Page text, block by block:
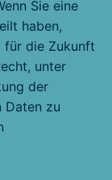
Sie eine
haben,
für die Zukunft
unter
der
Daten zu